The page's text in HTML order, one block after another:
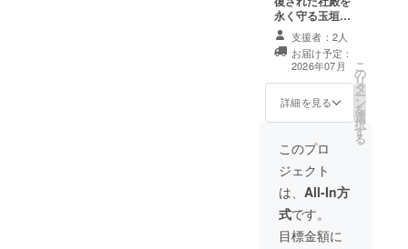
して生
わらせ
まし
た。幅
4.5cm
・高さ
2.5cm
。桐箱
入り・
檜の緩
衝材付
き。神
気をそ
永く守る玉垣
に、あなたのお
名前を刻みま
す。230年後も
高槻の地に残り
続ける、最高の
奉賛の証。 限定
垣が存続する限
り掲載 ・掲載方
法：企業名また
は個人名の掲載
・注意事項：掲
載するお名前に
ついてはプロ
支援者：2人
お届け予定：
2026年07月
詳細を見る
こ
の
リ
タ
ー
ン
を
選
択
す
る
このプロ
ジェクト
は、 All-In方
式です。
目標金額に